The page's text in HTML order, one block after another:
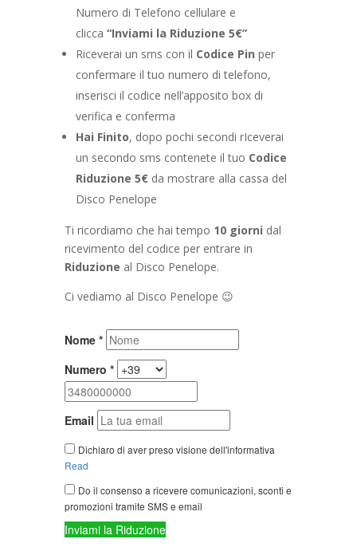
Numero di Telefono cellulare e
clicca “Inviami la Riduzione 5€”
Riceverai un sms con il Codice Pin per
confermare il tuo numero di telefono,
inserisci il codice nell’apposito box di
verifica e conferma
Hai Finito, dopo pochi secondi rIceverai
un secondo sms contenete il tuo Codice
Riduzione 5€da mostrare alla cassa del
Disco Penelope
Ti ricordiamo che hai tempo 10 giorni dal
ricevimento del codice per entrare in
Riduzione al Disco Penelope.
Ci vediamo al Disco Penelope 😉